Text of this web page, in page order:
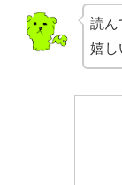
読ん
嬉し